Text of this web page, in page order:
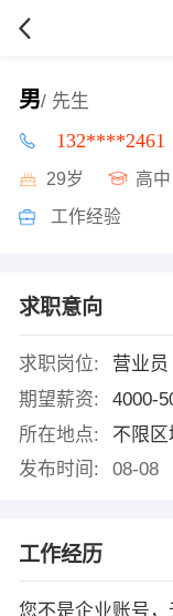
男/ 先生
132****2461
29岁 高中
工作经验
求职意向
求职岗位:
营业员
期望薪资:
4000-
所在地点:
不限区
发布时间:
08-08
工作经历
您不是企业账号，